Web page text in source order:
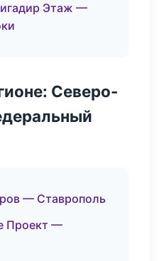
Этаж —
Северо-
— Ставрополь
Проект —